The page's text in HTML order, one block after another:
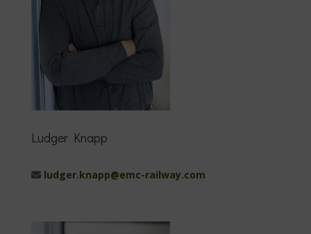
Ludger Knapp
ludger.knapp@emc-railway.com